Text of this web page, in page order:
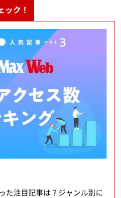
ック！
た注目記事は？ジャンル別に